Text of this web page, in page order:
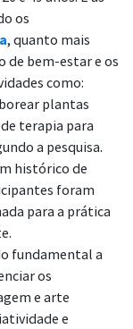
os
, quanto mais
de bem-estar e os
como:
plantas
terapia para
a pesquisa.
histórico de
foram
para a prática
fundamental a
os
e arte
e